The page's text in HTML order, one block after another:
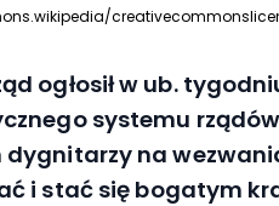
ogłosił w ub.
systemu
na
i stać się bogatym